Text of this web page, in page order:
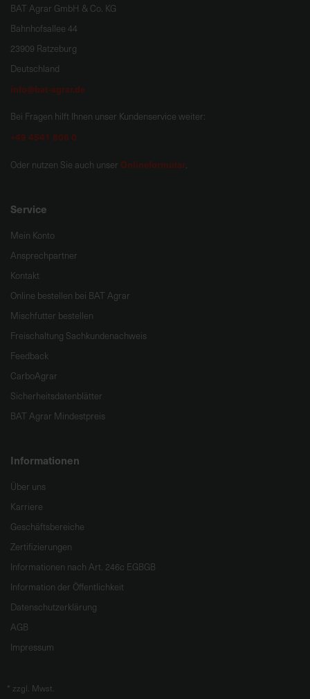
BAT Agrar GmbH & Co. KG
Bahnhofsallee 44
23909 Ratzeburg
Deutschland
info@bat-agrar.de
Bei Fragen hilft Ihnen unser Kundenservice weiter:
+49 4541 806 0
Oder nutzen Sie auch unser Onlineformular.
Service
Mein Konto
Ansprechpartner
Kontakt
Online bestellen bei BAT Agrar
Mischfutter bestellen
Freischaltung Sachkundenachweis
Feedback
CarboAgrar
Sicherheitsdatenblätter
BAT Agrar Mindestpreis
Informationen
Über uns
Karriere
Geschäftsbereiche
Zertifizierungen
Informationen nach Art. 246c EGBGB
Information der Öffentlichkeit
Datenschutzerklärung
AGB
Impressum
* zzgl. Mwst.